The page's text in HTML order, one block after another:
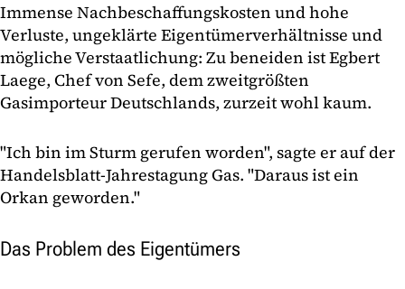
Immense Nachbeschaffungskosten und hohe
Verluste, ungeklärte Eigentümerverhältnisse und
mögliche Verstaatlichung: Zu beneiden ist Egbert
Laege, Chef von Sefe, dem zweitgrößten
Gasimporteur Deutschlands, zurzeit wohl kaum.
"Ich bin im Sturm gerufen worden", sagte er auf der
Handelsblatt-Jahrestagung Gas. "Daraus ist ein
Orkan geworden."
Das Problem des Eigentümers